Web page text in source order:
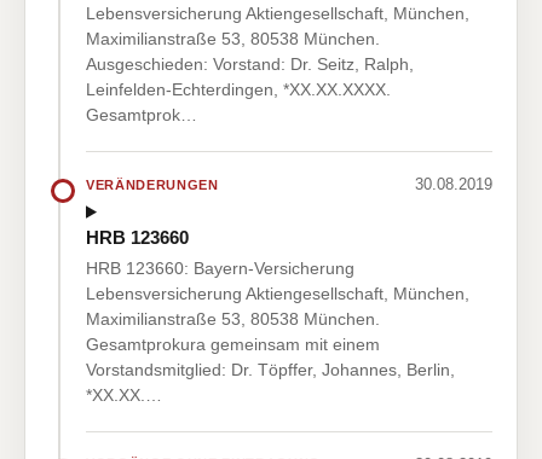
Lebensversicherung Aktiengesellschaft, München,
Maximilianstraße 53, 80538 München.
Ausgeschieden: Vorstand: Dr. Seitz, Ralph,
Leinfelden-Echterdingen, *XX.XX.XXXX.
Gesamtprok…
VERÄNDERUNGEN 30.08.2019
HRB 123660
HRB 123660: Bayern-Versicherung
Lebensversicherung Aktiengesellschaft, München,
Maximilianstraße 53, 80538 München.
Gesamtprokura gemeinsam mit einem
Vorstandsmitglied: Dr. Töpffer, Johannes, Berlin,
*XX.XX.…